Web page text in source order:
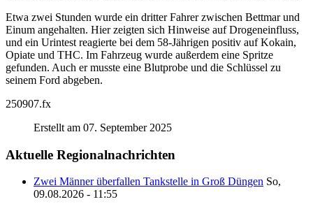
Etwa zwei Stunden wurde ein dritter Fahrer zwischen Bettmar und
Einum angehalten. Hier zeigten sich Hinweise auf Drogeneinfluss,
und ein Urintest reagierte bei dem 58-Jährigen positiv auf Kokain,
Opiate und THC. Im Fahrzeug wurde außerdem eine Spritze
gefunden. Auch er musste eine Blutprobe und die Schlüssel zu
seinem Ford abgeben.
250907.fx
Erstellt am 07. September 2025
Aktuelle Regionalnachrichten
Zwei Männer überfallen Tankstelle in Groß Düngen So,
09.08.2026 - 11:55